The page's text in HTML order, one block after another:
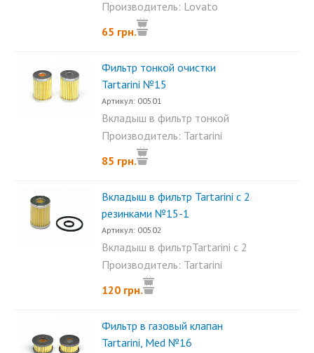
резинками - устанавливается...
Производитель: Lovato
65 грн.
Фильтр тонкой очистки
Tartarini №15
Артикул: 00501
Вкладыш в фильтр тонкой
очистки Tartarini...
Производитель: Tartarini
85 грн.
Вкладыш в фильтр Tartarini с 2
резинками №15-1
Артикул: 00502
Вкладыш в фильтрTartarini с 2
резинками - сменный...
Производитель: Tartarini
120 грн.
Фильтр в газовый клапан
Tartarini, Med №16